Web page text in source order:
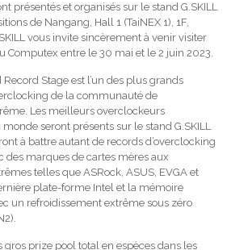
présentés et organisés sur le stand G.SKILL
de Nangang, Hall 1 (TaiNEX 1), 1F,
vous invite sincèrement à venir visiter
Computex entre le 30 mai et le 2 juin 2023.
Record Stage est l’un des plus grands
de la communauté de
Les meilleurs overclockeurs
seront présents sur le stand G.SKILL
à battre autant de records d’overclocking
des marques de cartes mères aux
telles que ASRock, ASUS, EVGA et
plate-forme Intel et la mémoire
un refroidissement extrême sous zéro
gros prize pool total en espèces dans les